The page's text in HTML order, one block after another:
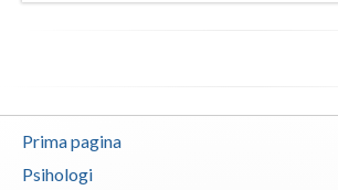
Tulcea
Prima pagina
Psihologi